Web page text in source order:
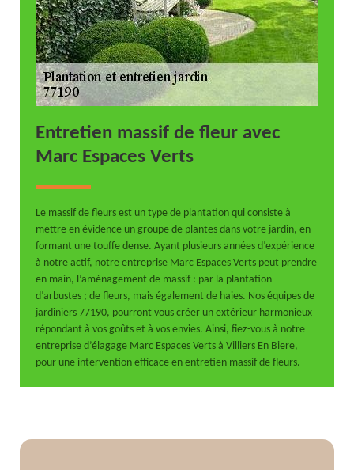
Entretien massif de fleur avec
Marc Espaces Verts
Le massif de fleurs est un type de plantation qui consiste à
mettre en évidence un groupe de plantes dans votre jardin, en
formant une touffe dense. Ayant plusieurs années d’expérience
à notre actif, notre entreprise Marc Espaces Verts peut prendre
en main, l’aménagement de massif : par la plantation
d’arbustes ; de fleurs, mais également de haies. Nos équipes de
jardiniers 77190, pourront vous créer un extérieur harmonieux
répondant à vos goûts et à vos envies. Ainsi, fiez-vous à notre
entreprise d’élagage Marc Espaces Verts à Villiers En Biere,
pour une intervention efficace en entretien massif de fleurs.